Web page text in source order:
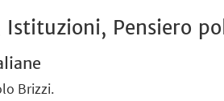
Istituzioni, Pensiero
Brizzi.